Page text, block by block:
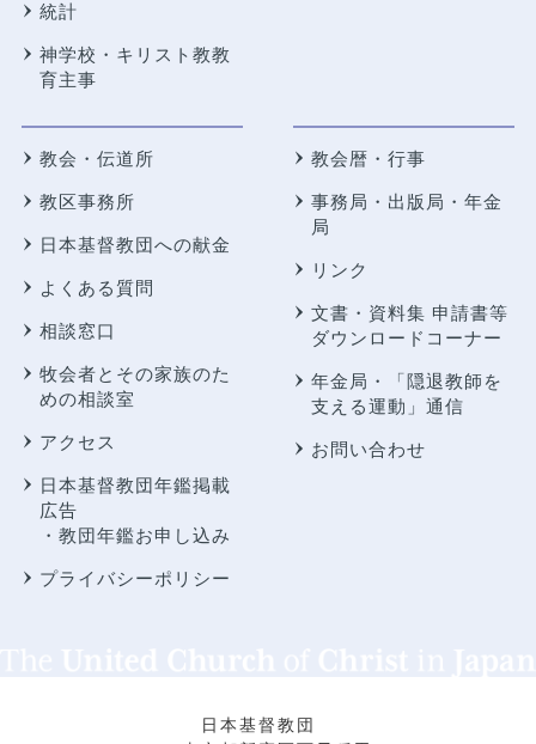
統計
神学校・キリスト教教
育主事
教会・伝道所
教区事務所
日本基督教団への献金
よくある質問
相談窓口
牧会者とその家族のた
めの相談室
アクセス
日本基督教団年鑑掲載
広告
・教団年鑑お申し込み
プライバシーポリシー
教会暦・行事
事務局・出版局・年金
局
リンク
文書・資料集 申請書等
ダウンロードコーナー
年金局・
「隠退教師を
支える運動」通信
お問い合わせ
日本基督教団